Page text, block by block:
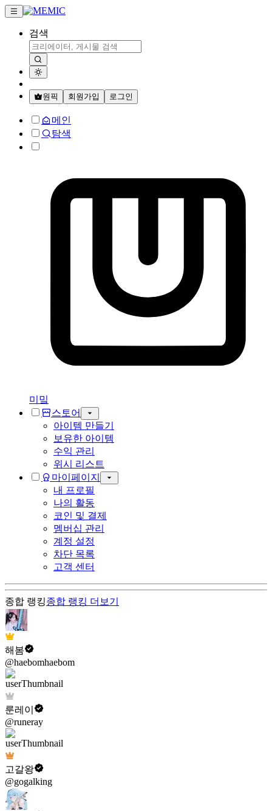
검색
원픽 회원가입 로그인
메인
탐색
미밐
스토어
아이템 만들기
보유한 아이템
수익 관리
위시 리스트
마이페이지
내 프로필
나의 활동
코인 및 결제
멤버십 관리
계정 설정
차단 목록
고객 센터
종합 랭킹종합 랭킹 더보기
해봄
@haebomhaebom
룬레이
@runeray
고갈왕
@gogalking